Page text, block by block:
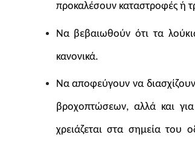
προκαλέσουν καταστροφές ή
Να βεβαιωθούν ότι τα
κανονικά.
Να αποφεύγουν να
βροχοπτώσεων, αλλά και
χρειάζεται στα σημεία του